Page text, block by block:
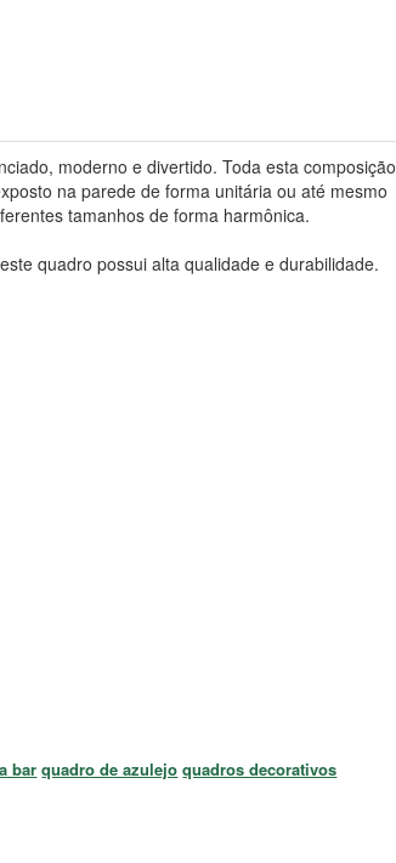
moderno e divertido. Toda esta composição
na parede de forma unitária ou até mesmo
tamanhos de forma harmônica.
quadro possui alta qualidade e durabilidade.
bar quadro de azulejo quadros decorativos